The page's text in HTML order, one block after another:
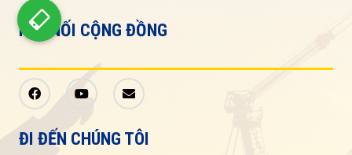
KẾT NỐI CỘNG ĐỒNG
ĐI ĐẾN CHÚNG TÔI